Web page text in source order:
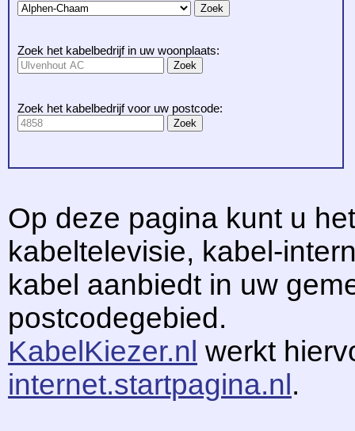
Zoek het kabelbedrijf in uw woonplaats:
Zoek het kabelbedrijf voor uw postcode:
Op deze pagina kunt u
kabeltelevisie, kabel-
kabel aanbiedt in uw
postcodegebied.
KabelKiezer.nl werkt
internet.startpagina.nl.